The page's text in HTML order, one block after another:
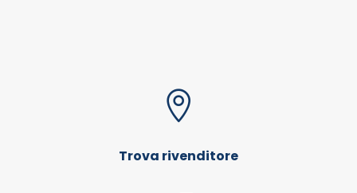

Trova rivenditore